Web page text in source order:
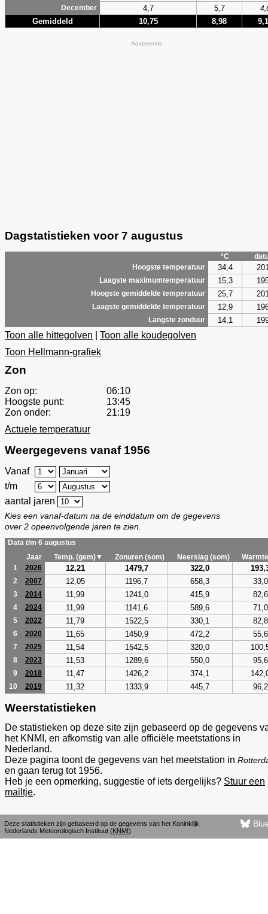
December
4,7 5,7
Gemiddeld 10,75 8,98
Advertentie
Dagstatistieken voor 7 augustus
°C
Hoogste temperatuur
34,4
Laagste maximumtemperatuur 15,3
Hoogste gemiddelde temperatuur 25,7
Laagste gemiddelde temperatuur 12,9
Langste zonduur 14,1
Toon alle hittegolven
Toon alle koudegolven
Toon Hellmann-grafiek
Zon
Zon op:
06:10
Hoogste punt:
13:45
Zon onder:
21:19
Actuele temperatuur
Weergegevens vanaf 1956
Vanaf
t/m
aantal jaren
Kies een vanaf-datum na de einddatum om de gegevens
over 2 opeenvolgende jaren te zien.
Data t/m 6 augustus
Jaar
Temp. (gem)▼ Zonuren (som) Neerslag (som)
1
2026 12,21 1479,7 322,0
2 2007 12,05 1196,7 658,3 33,0
3 2014 11,99 1241,0 415,9 82,6
4 2024 11,99 1141,6 589,6 71,0
5 2022 11,79 1522,5 330,1 82,8
6 2020 11,65 1450,9 472,2 55,6
7 2025 11,54 1542,5 320,0
8 2023 11,53 1289,6 550,0 95,6
9 2018 11,47 1426,2 374,1
10 2019 11,32 1333,9 445,7 96,2
Weerstatistieken
De statistieken op deze site zijn gebaseerd op de gegevens
het KNMI, en afkomstig van alle officiële meetstations in
Nederland.
Deze pagina toont de gegevens van het meetstation in
en gaan terug tot 1956.
Heb je een opmerking, suggestie of iets dergelijks? Stuur een
mailtje.
Deze statistieken zijn gebaseerd op de gegevens van het Koninklijk
Nederlands Meteorologisch Instituut (KNMI).